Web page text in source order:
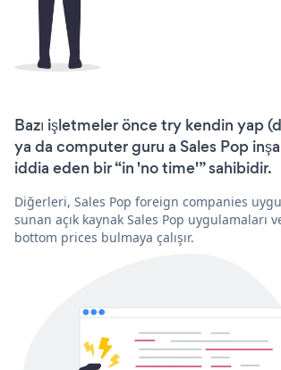
Bazı işletmeler önce try kendin yap
ya da computer guru a Sales Pop
iddia eden bir “in 'no time'” sahibidir.
Diğerleri, Sales Pop foreign companies
sunan açık kaynak Sales Pop uygulamaları
bottom prices bulmaya çalışır.